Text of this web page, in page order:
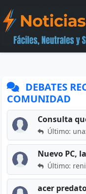
DEBATES
COMUNIDAD
Consulta
Último:
Nuevo PC,
Último: